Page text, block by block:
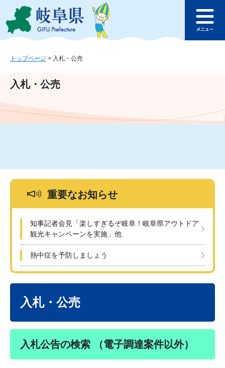
ジ
ュ
文
このページの本文へ
ュ
トップページ > 入札・公売
入札・公売
重要なお知らせ
知事記者会見「楽しすぎるぞ岐阜！岐阜県アウトドア
観光キャンペーンを実施」他
熱中症を予防しましょう
入札・公売
入札公告の検索 （電子調達案件以外）